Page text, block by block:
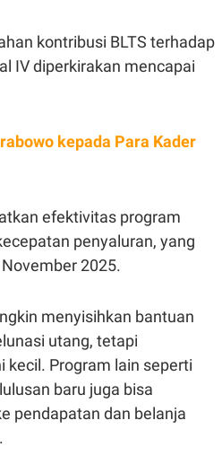
kontribusi BLTS terhadap
IV diperkirakan mencapai
kepada Para Kader
efektivitas program
penyaluran, yang
2025.
menyisihkan bantuan
utang, tetapi
kecil. Program lain seperti
baru juga bisa
pendapatan dan belanja